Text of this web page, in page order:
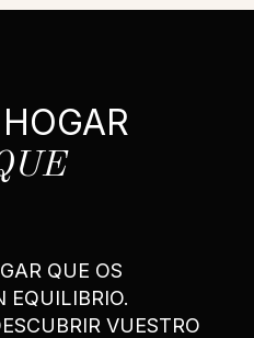
QUE OS
EQUILIBRIO.
VUESTRO